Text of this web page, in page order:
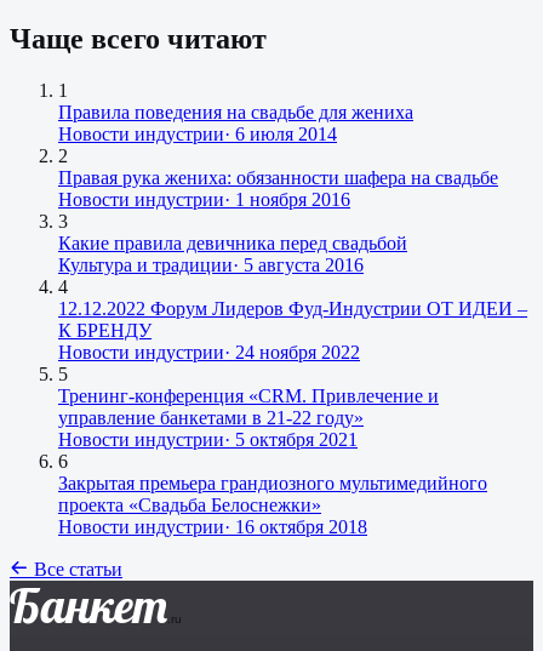
Чаще всего читают
1
Правила поведения на свадьбе для жениха
Новости индустрии· 6 июля 2014
2
Правая рука жениха: обязанности шафера на свадьбе
Новости индустрии· 1 ноября 2016
3
Какие правила девичника перед свадьбой
Культура и традиции· 5 августа 2016
4
12.12.2022 Форум Лидеров Фуд-Индустрии ОТ ИДЕИ –
К БРЕНДУ
Новости индустрии· 24 ноября 2022
5
Тренинг-конференция «CRM. Привлечение и
управление банкетами в 21-22 году»
Новости индустрии· 5 октября 2021
6
Закрытая премьера грандиозного мультимедийного
проекта «Свадьба Белоснежки»
Новости индустрии· 16 октября 2018
Все статьи
Банкет .ru